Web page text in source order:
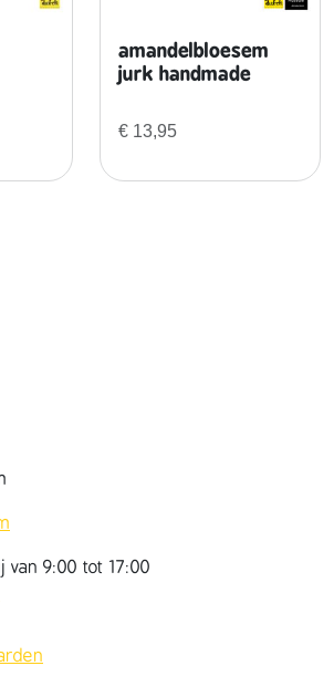
amandelbloesem
jurk handmade
€ 13,95
van 9:00 tot 17:00